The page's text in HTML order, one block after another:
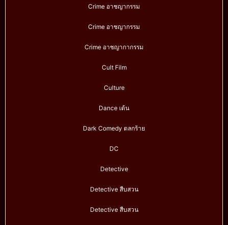
Crime อาชญากรรม
Crime อาชญากรรม
Crime อาชญากากรรม
Cult Film
Culture
Dance เต้น
Dark Comedy ตลกร้าย
DC
Detective
Detective สืบสวน
Detective สืบสวน